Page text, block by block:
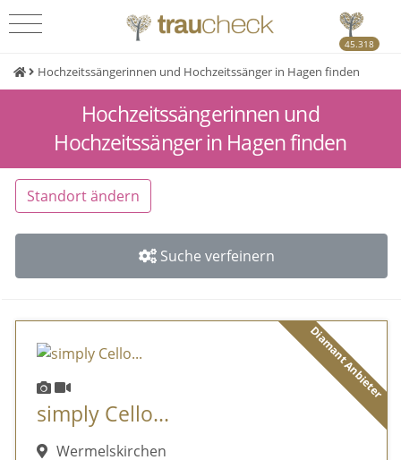
45.318
Hochzeitssängerinnen und Hochzeitssänger in Hagen finden
Hochzeitssängerinnen und
Hochzeitssänger in Hagen finden
Standort ändern
Suche verfeinern
Diamant Anbieter
simply Cello...
Wermelskirchen